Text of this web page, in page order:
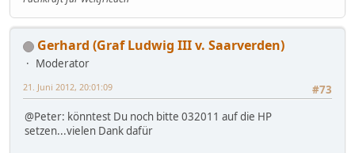
Gerhard (Graf Ludwig III v. Saarverden)
Moderator
#73
21. Juni 2012, 20:01:09
@Peter: könntest Du noch bitte 032011 auf die HP
setzen...vielen Dank dafür